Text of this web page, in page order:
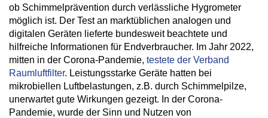
ob Schimmelprävention durch verlässliche Hygrometer
möglich ist. Der Test an marktüblichen analogen und
digitalen Geräten lieferte bundesweit beachtete und
hilfreiche Informationen für Endverbraucher. Im Jahr 2022,
mitten in der Corona-Pandemie, testete der Verband
Raumluftfilter. Leistungsstarke Geräte hatten bei
mikrobiellen Luftbelastungen, z.B. durch Schimmelpilze,
unerwartet gute Wirkungen gezeigt. In der Corona-
Pandemie, wurde der Sinn und Nutzen von